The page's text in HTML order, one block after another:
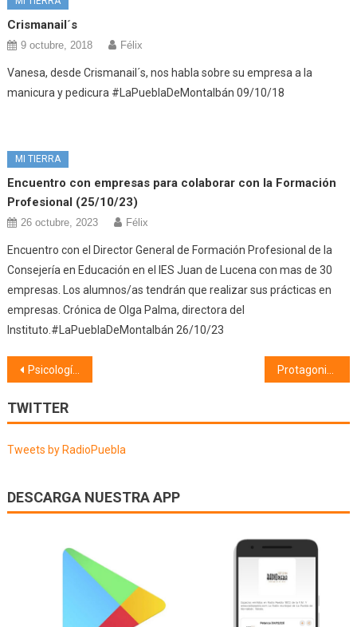
Crismanail´s
9 octubre, 2018 Félix
Vanesa, desde Crismanail´s, nos habla sobre su empresa a la
manicura y pedicura #LaPueblaDeMontalbán 09/10/18
MI TIERRA
Encuentro con empresas para colaborar con la Formación
Profesional (25/10/23)
26 octubre, 2023 Félix
Encuentro con el Director General de Formación Profesional de la
Consejería en Educación en el IES Juan de Lucena con mas de 30
empresas. Los alumnos/as tendrán que realizar sus prácticas en
empresas. Crónica de Olga Palma, directora del
Instituto.#LaPueblaDeMontalbán 26/10/23
Navegación
de
entradas
Psicología (22/06/23) Aprendizaje vicario
TWITTER
Tweets by RadioPuebla
DESCARGA NUESTRA APP